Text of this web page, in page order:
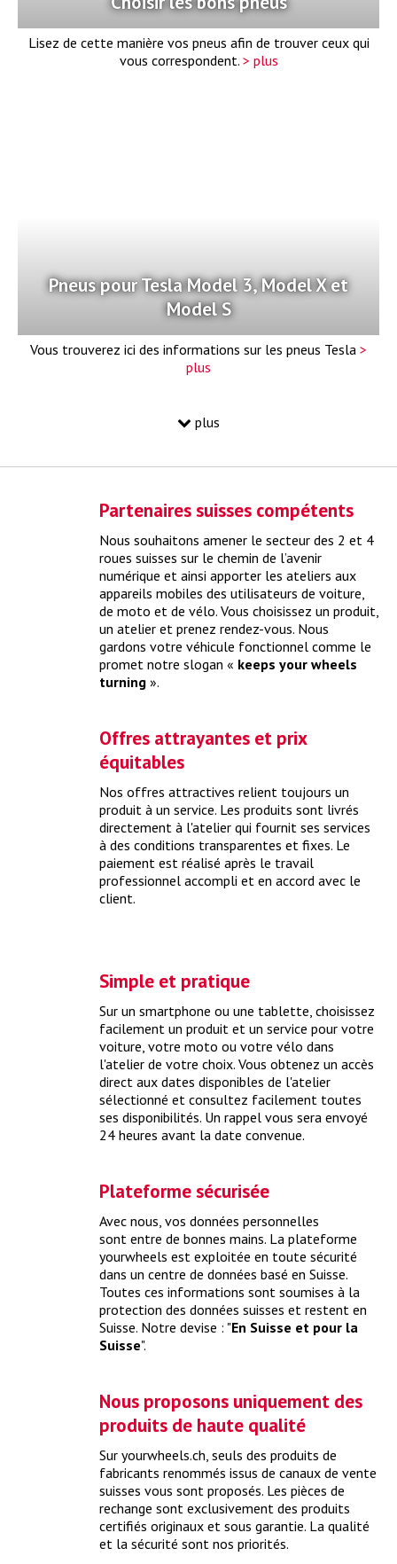
Lisez de cette manière vos pneus afin de trouver ceux qui
vous correspondent. > plus
Pneus pour Tesla Model 3, Model X et
Model S
Vous trouverez ici des informations sur les pneus Tesla >
plus
Mythe "pneus en ligne vs yourwheels"
yourwheels relie l’achat de pneus directement à un rendez-
vous en ligne> plus
voiture est d'utiliser le numéro de réception par type.
Que coûte un check-up de printemps ?
Grâce à un check-up de printemps complet, vous sortez
votre voiture de son hibernation et la préparez idéalement
pour la saison d’été.> plus
Que coûte un check-up avant expertise ?
plus
Partenaires suisses compétents
Nous souhaitons amener le secteur des 2 et 4
roues suisses sur le chemin de l’avenir
numérique et ainsi apporter les ateliers aux
appareils mobiles des utilisateurs de voiture,
de moto et de vélo. Vous choisissez un produit,
un atelier et prenez rendez-vous. Nous
gardons votre véhicule fonctionnel comme le
promet notre slogan « keeps your wheels
turning ».
Offres attrayantes et prix
équitables
Nos offres attractives relient toujours un
produit à un service. Les produits sont livrés
directement à l'atelier qui fournit ses services
à des conditions transparentes et fixes. Le
paiement est réalisé après le travail
professionnel accompli et en accord avec le
client.
Simple et pratique
Sur un smartphone ou une tablette, choisissez
facilement un produit et un service pour votre
voiture, votre moto ou votre vélo dans
l'atelier de votre choix. Vous obtenez un accès
direct aux dates disponibles de l'atelier
sélectionné et consultez facilement toutes
ses disponibilités. Un rappel vous sera envoyé
24 heures avant la date convenue.
Plateforme sécurisée
Avec nous, vos données personnelles
sont entre de bonnes mains. La plateforme
yourwheels est exploitée en toute sécurité
dans un centre de données basé en Suisse.
Toutes ces informations sont soumises à la
protection des données suisses et restent en
Suisse. Notre devise : "En Suisse et pour la
Suisse".
Nous proposons uniquement des
produits de haute qualité
Sur yourwheels.ch, seuls des produits de
fabricants renommés issus de canaux de vente
suisses vous sont proposés. Les pièces de
rechange sont exclusivement des produits
certifiés originaux et sous garantie. La qualité
et la sécurité sont nos priorités.